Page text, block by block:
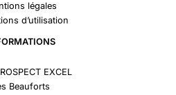
légales
d’utilisation
EXCEL
Beauforts